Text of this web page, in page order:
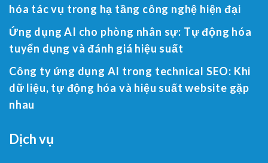
hóa tác vụ trong hạ tầng công nghệ hiện đại
Ứng dụng AI cho phòng nhân sự: Tự động hóa
tuyển dụng và đánh giá hiệu suất
Công ty ứng dụng AI trong technical SEO: Khi
dữ liệu, tự động hóa và hiệu suất website gặp
nhau
Dịch vụ